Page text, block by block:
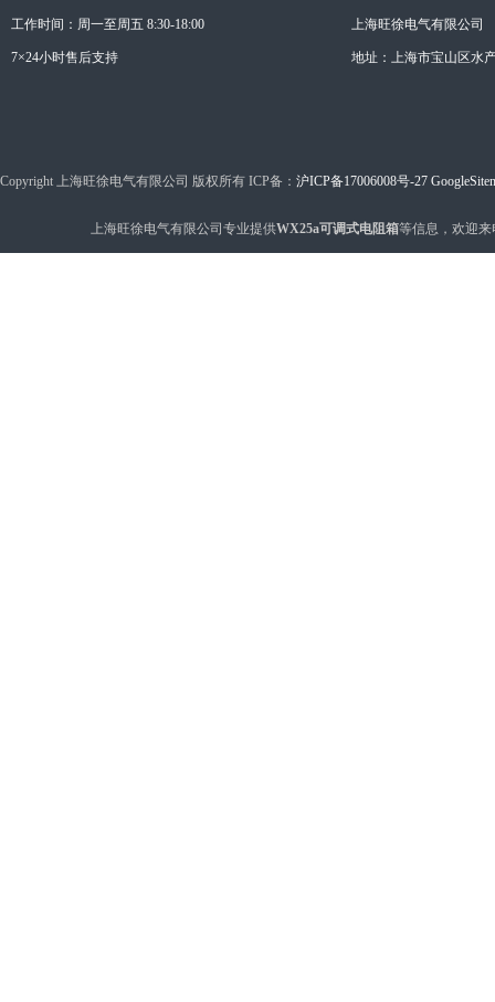
工作时间：周一至周五 8:30-18:00
7×24小时售后支持
上海旺徐电气有限公司
地址：上海市宝山区水
Copyright 上海旺徐电气有限公司 版权所有 ICP备： 沪ICP备17006008号-27
上海旺徐电气有限公司专业提供WX25a可调式电阻箱等信息，欢迎来